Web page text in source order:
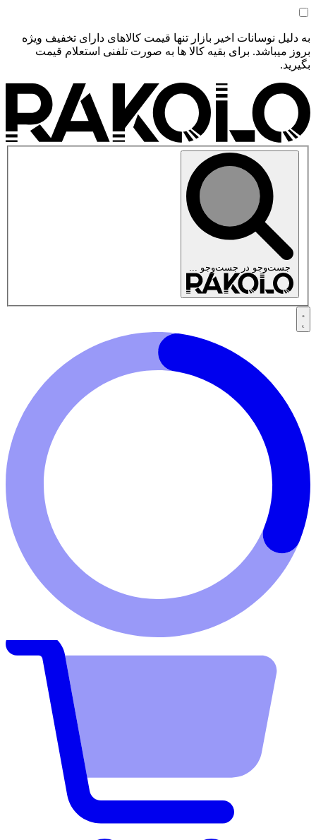
به دلیل نوسانات اخیر بازار تنها قیمت کالاهای دارای تخفیف ویژه
بروز میباشد. برای بقیه کالا ها به صورت تلفنی استعلام قیمت
بگیرید.
جست‌وجو در جست‌وجو ...